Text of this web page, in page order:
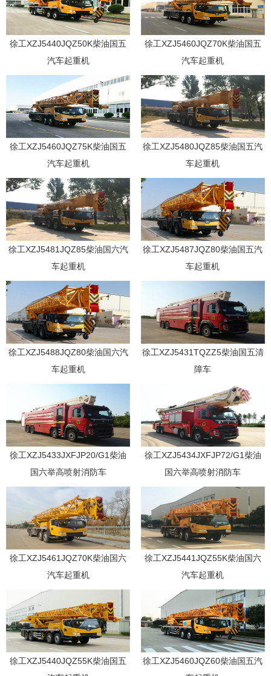
徐工XZJ5440JQZ50K柴油国五
汽车起重机
徐工XZJ5460JQZ70K柴油国五
汽车起重机
徐工XZJ5460JQZ75K柴油国五
汽车起重机
徐工XZJ5480JQZ85柴油国五汽
车起重机
徐工XZJ5481JQZ85柴油国六汽
车起重机
徐工XZJ5487JQZ80柴油国五汽
车起重机
徐工XZJ5488JQZ80柴油国六汽
车起重机
徐工XZJ5431TQZZ5柴油国五清
障车
徐工XZJ5433JXFJP20/G1柴油
国六举高喷射消防车
徐工XZJ5434JXFJP72/G1柴油
国六举高喷射消防车
徐工XZJ5461JQZ70K柴油国六
汽车起重机
徐工XZJ5441JQZ55K柴油国六
汽车起重机
徐工XZJ5440JQZ55K柴油国五
徐工XZJ5460JQZ60柴油国五汽